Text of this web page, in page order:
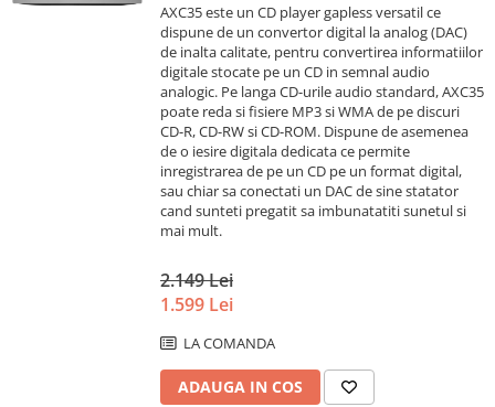
AXC35 este un CD player gapless versatil ce
dispune de un convertor digital la analog (DAC)
de inalta calitate, pentru convertirea informatiilor
digitale stocate pe un CD in semnal audio
analogic. Pe langa CD-urile audio standard, AXC35
poate reda si fisiere MP3 si WMA de pe discuri
CD-R, CD-RW si CD-ROM. Dispune de asemenea
de o iesire digitala dedicata ce permite
inregistrarea de pe un CD pe un format digital,
sau chiar sa conectati un DAC de sine statator
cand sunteti pregatit sa imbunatatiti sunetul si
mai mult.
2.149 Lei
1.599 Lei
LA COMANDA
ADAUGA IN COS